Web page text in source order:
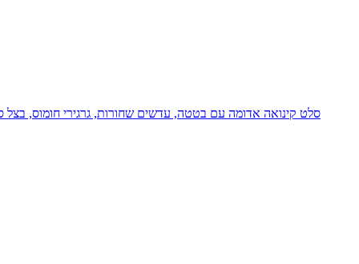
סלט קינואה אדומה עם בטטה, עדשים שחורות, גרגירי חומוס, בצל